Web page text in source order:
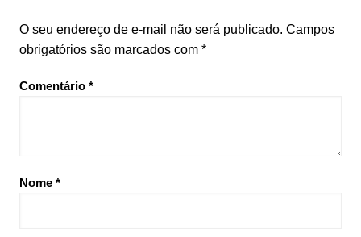
O seu endereço de e-mail não será publicado. Campos
obrigatórios são marcados com *
Comentário *
Nome *